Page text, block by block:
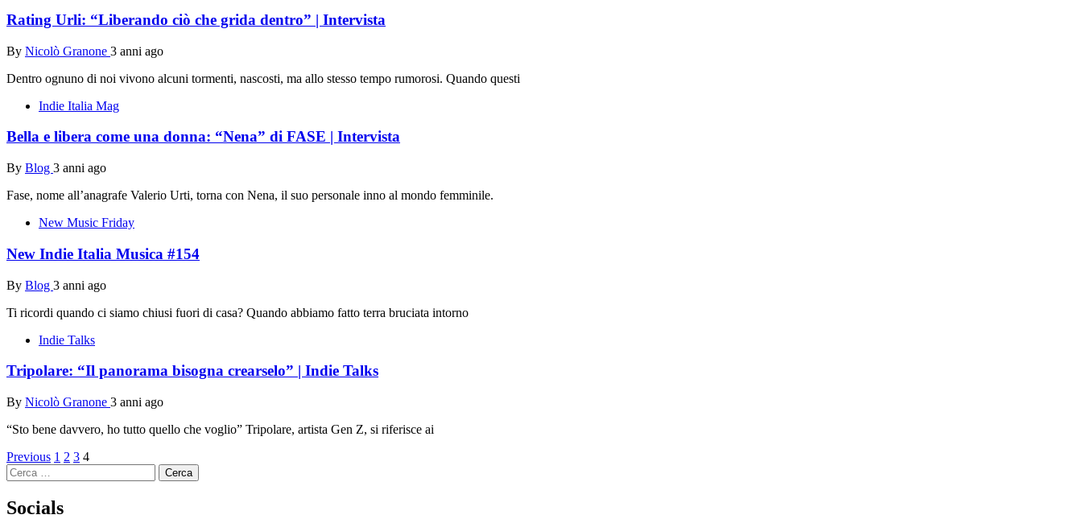
Rating Urli: “Liberando ciò che grida dentro” | Intervista
By Nicolò Granone 3 anni ago
Dentro ognuno di noi vivono alcuni tormenti, nascosti, ma allo stesso tempo rumorosi. Quando questi
Indie Italia Mag
Bella e libera come una donna: “Nena” di FASE | Intervista
By Blog 3 anni ago
Fase, nome all’anagrafe Valerio Urti, torna con Nena, il suo personale inno al mondo femminile.
New Music Friday
New Indie Italia Musica #154
By Blog 3 anni ago
Ti ricordi quando ci siamo chiusi fuori di casa? Quando abbiamo fatto terra bruciata intorno
Indie Talks
Tripolare: “Il panorama bisogna crearselo” | Indie Talks
By Nicolò Granone 3 anni ago
“Sto bene davvero, ho tutto quello che voglio” Tripolare, artista Gen Z, si riferisce ai
Navigazione
articoli
Previous 1 2 3 4
Ricerca
per:
Socials